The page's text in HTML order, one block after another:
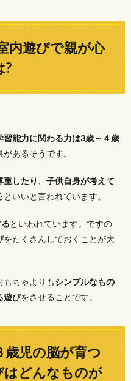
内遊びで親が心
?
習能力に関わる力は3歳～４歳
あるそうです。
重したり
子供自身が考えて
といいと言われています。
といわれています。ですの
をたくさんしておくことが大
もちゃよりもシンプルなもの
遊びをさせることです。
歳児の脳が育つ
はどんなものが